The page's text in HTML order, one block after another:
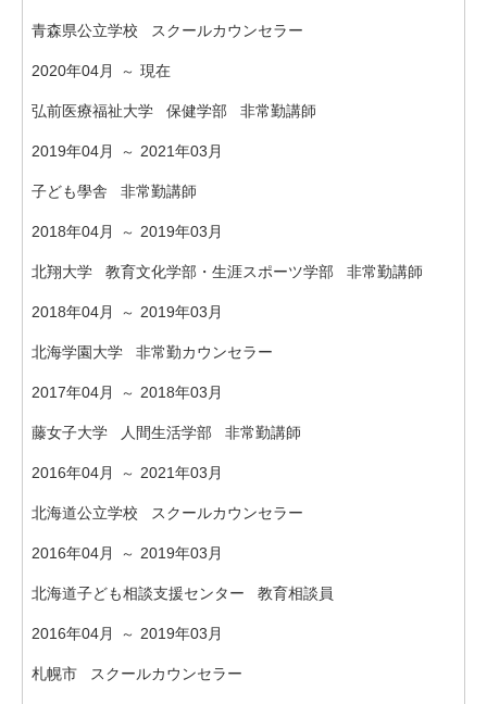
青森県公立学校 スクールカウンセラー
2020年04月 ～ 現在
弘前医療福祉大学 保健学部 非常勤講師
2019年04月 ～ 2021年03月
子ども學舎 非常勤講師
2018年04月 ～ 2019年03月
北翔大学 教育文化学部・生涯スポーツ学部 非常勤講師
2018年04月 ～ 2019年03月
北海学園大学 非常勤カウンセラー
2017年04月 ～ 2018年03月
藤女子大学 人間生活学部 非常勤講師
2016年04月 ～ 2021年03月
北海道公立学校 スクールカウンセラー
2016年04月 ～ 2019年03月
北海道子ども相談支援センター 教育相談員
2016年04月 ～ 2019年03月
札幌市 スクールカウンセラー